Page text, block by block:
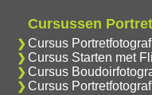
Cursussen
Cursus
Cursus Starten met
Cursus
Cursus